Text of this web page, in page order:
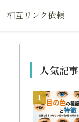
相互リンク依頼
人気記事